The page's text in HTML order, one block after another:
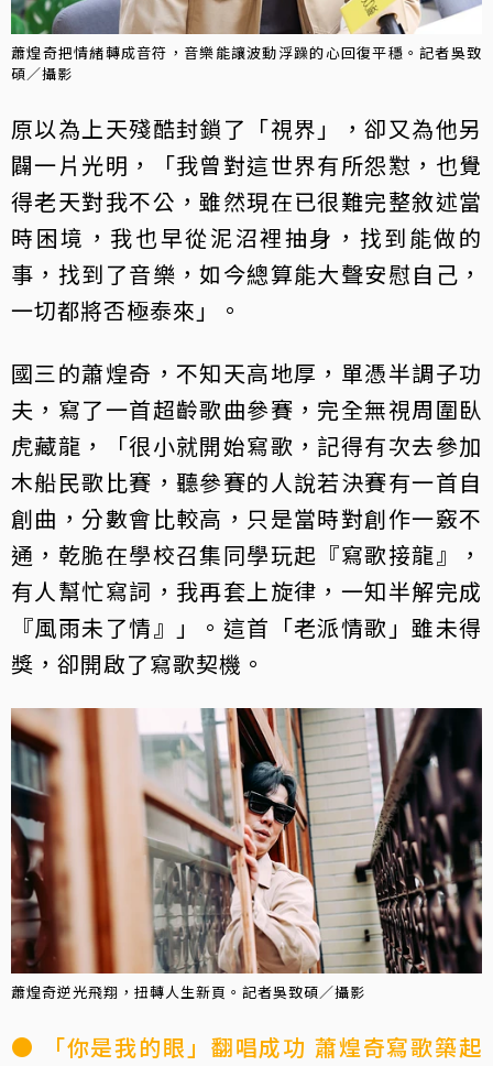
蕭煌奇把情緒轉成音符，音樂能讓波動浮躁的心回復平穩。記者吳致
碩／攝影
原以為上天殘酷封鎖了「視界」，卻又為他另
闢一片光明，「我曾對這世界有所怨懟，也覺
得老天對我不公，雖然現在已很難完整敘述當
時困境，我也早從泥沼裡抽身，找到能做的
事，找到了音樂，如今總算能大聲安慰自己，
一切都將否極泰來」。
國三的蕭煌奇，不知天高地厚，單憑半調子功
夫，寫了一首超齡歌曲參賽，完全無視周圍臥
虎藏龍，「很小就開始寫歌，記得有次去參加
木船民歌比賽，聽參賽的人說若決賽有一首自
創曲，分數會比較高，只是當時對創作一竅不
通，乾脆在學校召集同學玩起『寫歌接龍』，
有人幫忙寫詞，我再套上旋律，一知半解完成
『風雨未了情』」。這首「老派情歌」雖未得
獎，卻開啟了寫歌契機。
蕭煌奇逆光飛翔，扭轉人生新頁。記者吳致碩／攝影
● 「你是我的眼」翻唱成功 蕭煌奇寫歌築起